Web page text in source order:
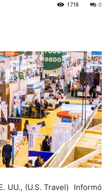
0
1718
UU., (U.S. Travel) Informó